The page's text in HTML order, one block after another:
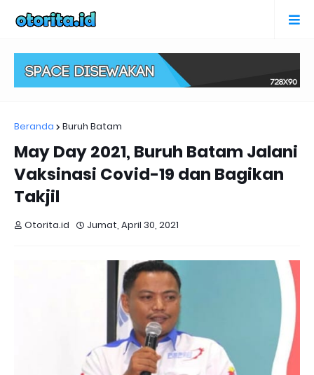
Beranda Buruh Batam
May Day 2021, Buruh Batam Jalani
Vaksinasi Covid-19 dan Bagikan
Takjil
Otorita.id Jumat, April 30, 2021